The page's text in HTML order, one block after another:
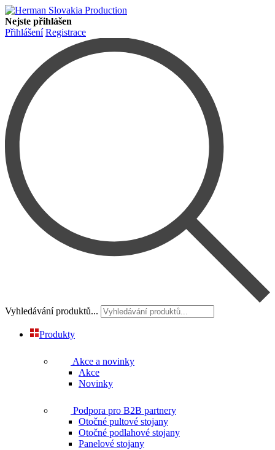
Nejste přihlášen
Přihlášení Registrace
Vyhledávání produktů...
Produkty
Akce a novinky
Akce
Novinky
Podpora pro B2B partnery
Otočné pultové stojany
Otočné podlahové stojany
Panelové stojany